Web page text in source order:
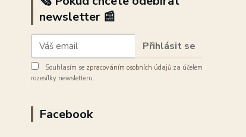
newsletter 📰
Přihlásit se
Souhlasím se zpracováním osobních údajů za účelem
rozesílky newsletteru.
Facebook